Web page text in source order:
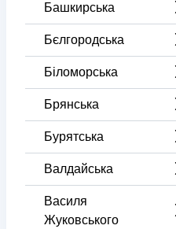
Башкирська
Бєлгородська
Біломорська
Брянська
Бурятська
Валдайська
Василя
Жуковського